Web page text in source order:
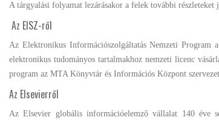
A tárgyalási folyamat lezárásakor a felek további részleteket
Az EISZ-ről
Az Elektronikus Információszolgáltatás Nemzeti Program
elektronikus tudományos tartalmakhoz nemzeti licenc
program az MTA Könyvtár és Információs Központ
Az Elsevierről
Az Elsevier globális információelemző vállalat 140 éve